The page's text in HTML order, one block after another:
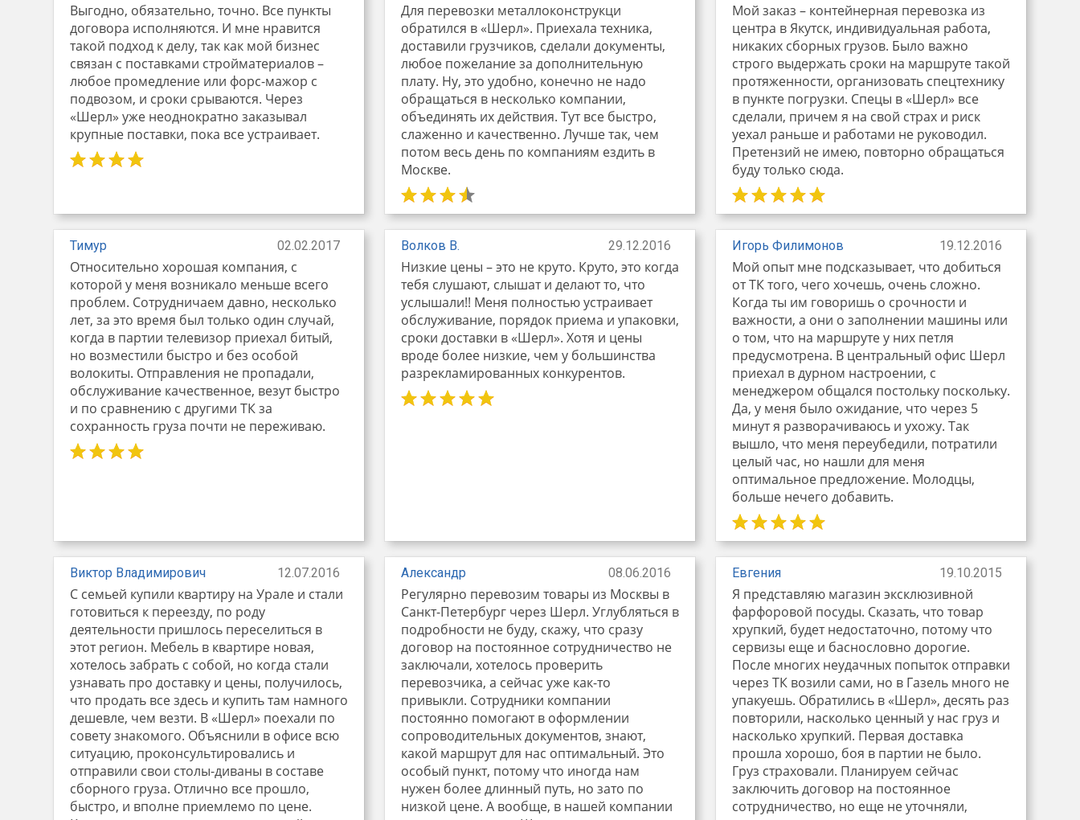
Выгодно, обязательно, точно. Все пункты
договора исполняются. И мне нравится
такой подход к делу, так как мой бизнес
связан с поставками стройматериалов –
любое промедление или форс-мажор с
подвозом, и сроки срываются. Через
«Шерл» уже неоднократно заказывал
крупные поставки, пока все устраивает.
Для перевозки металлоконструкци
обратился в «Шерл». Приехала техника,
доставили грузчиков, сделали документы,
любое пожелание за дополнительную
плату. Ну, это удобно, конечно не надо
обращаться в несколько компании,
объединять их действия. Тут все быстро,
слаженно и качественно. Лучше так, чем
потом весь день по компаниям ездить в
Москве.
Мой заказ – контейнерная перевозка из
центра в Якутск, индивидуальная работа,
никаких сборных грузов. Было важно
строго выдержать сроки на маршруте такой
протяженности, организовать спецтехнику
в пункте погрузки. Спецы в «Шерл» все
сделали, причем я на свой страх и риск
уехал раньше и работами не руководил.
Претензий не имею, повторно обращаться
буду только сюда.
02.02.2017
Тимур
Относительно хорошая компания, с
которой у меня возникало меньше всего
проблем. Сотрудничаем давно, несколько
лет, за это время был только один случай,
когда в партии телевизор приехал битый,
но возместили быстро и без особой
волокиты. Отправления не пропадали,
обслуживание качественное, везут быстро
и по сравнению с другими ТК за
сохранность груза почти не переживаю.
29.12.2016
Волков В.
Низкие цены – это не круто. Круто, это когда
тебя слушают, слышат и делают то, что
услышали!! Меня полностью устраивает
обслуживание, порядок приема и упаковки,
сроки доставки в «Шерл». Хотя и цены
вроде более низкие, чем у большинства
разрекламированных конкурентов.
19.12.2016
Игорь Филимонов
Мой опыт мне подсказывает, что добиться
от ТК того, чего хочешь, очень сложно.
Когда ты им говоришь о срочности и
важности, а они о заполнении машины или
о том, что на маршруте у них петля
предусмотрена. В центральный офис Шерл
приехал в дурном настроении, с
менеджером общался постольку поскольку.
Да, у меня было ожидание, что через 5
минут я разворачиваюсь и ухожу. Так
вышло, что меня переубедили, потратили
целый час, но нашли для меня
оптимальное предложение. Молодцы,
больше нечего добавить.
12.07.2016
Виктор Владимирович
С семьей купили квартиру на Урале и стали
готовиться к переезду, по роду
деятельности пришлось переселиться в
этот регион. Мебель в квартире новая,
хотелось забрать с собой, но когда стали
узнавать про доставку и цены, получилось,
что продать все здесь и купить там намного
дешевле, чем везти. В «Шерл» поехали по
совету знакомого. Объяснили в офисе всю
ситуацию, проконсультировались и
отправили свои столы-диваны в составе
сборного груза. Отлично все прошло,
быстро, и вполне приемлемо по цене.
08.06.2016
Александр
Регулярно перевозим товары из Москвы в
Санкт-Петербург через Шерл. Углубляться в
подробности не буду, скажу, что сразу
договор на постоянное сотрудничество не
заключали, хотелось проверить
перевозчика, а сейчас уже как-то
привыкли. Сотрудники компании
постоянно помогают в оформлении
сопроводительных документов, знают,
какой маршрут для нас оптимальный. Это
особый пункт, потому что иногда нам
нужен более длинный путь, но зато по
низкой цене. А вообще, в нашей компании
19.10.2015
Евгения
Я представляю магазин эксклюзивной
фарфоровой посуды. Сказать, что товар
хрупкий, будет недостаточно, потому что
сервизы еще и баснословно дорогие.
После многих неудачных попыток отправки
через ТК возили сами, но в Газель много не
упакуешь. Обратились в «Шерл», десять раз
повторили, насколько ценный у нас груз и
насколько хрупкий. Первая доставка
прошла хорошо, боя в партии не было.
Груз страховали. Планируем сейчас
заключить договор на постоянное
сотрудничество, но еще не уточняли,